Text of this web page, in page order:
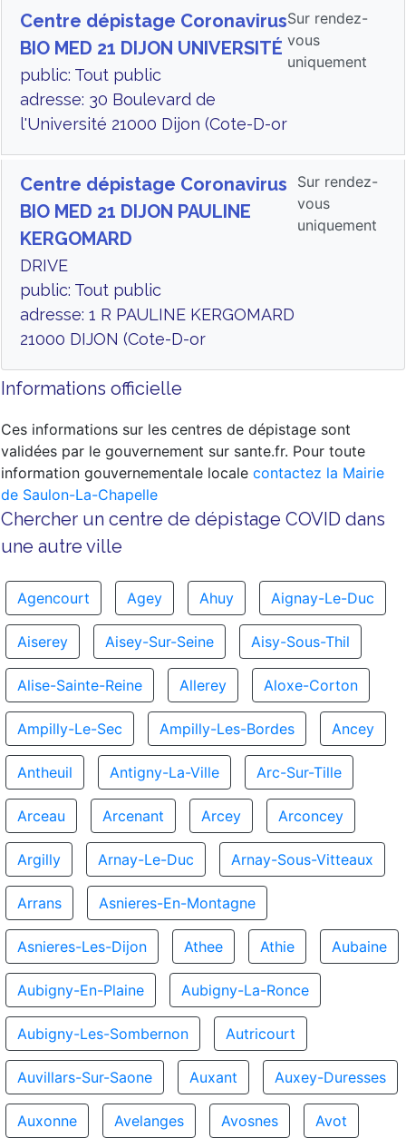
Centre dépistage Coronavirus
BIO MED 21 DIJON UNIVERSITÉ
public: Tout public
adresse: 30 Boulevard de
l'Université 21000 Dijon (Cote-D-or
Sur rendez-
vous
uniquement
Centre dépistage Coronavirus
BIO MED 21 DIJON PAULINE
KERGOMARD
DRIVE
public: Tout public
adresse: 1 R PAULINE KERGOMARD
21000 DIJON (Cote-D-or
Sur rendez-
vous
uniquement
Informations officielle
Ces informations sur les centres de dépistage sont
validées par le gouvernement sur sante.fr. Pour toute
information gouvernementale locale contactez la Mairie
de Saulon-La-Chapelle
Chercher un centre de dépistage COVID dans
une autre ville
Agencourt Agey Ahuy Aignay-Le-Duc
Aiserey Aisey-Sur-Seine Aisy-Sous-Thil
Alise-Sainte-Reine Allerey Aloxe-Corton
Ampilly-Le-Sec Ampilly-Les-Bordes Ancey
Antheuil Antigny-La-Ville Arc-Sur-Tille
Arceau Arcenant Arcey Arconcey
Argilly Arnay-Le-Duc Arnay-Sous-Vitteaux
Arrans Asnieres-En-Montagne
Asnieres-Les-Dijon Athee Athie Aubaine
Aubigny-En-Plaine Aubigny-La-Ronce
Aubigny-Les-Sombernon Autricourt
Auvillars-Sur-Saone Auxant Auxey-Duresses
Auxonne Avelanges Avosnes Avot